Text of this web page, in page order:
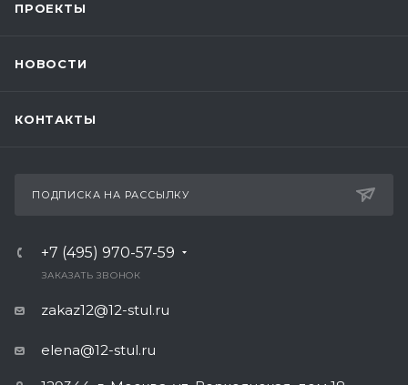
ПРОЕКТЫ
НОВОСТИ
КОНТАКТЫ
ПОДПИСКА НА РАССЫЛКУ
+7 (495) 970-57-59
ЗАКАЗАТЬ ЗВОНОК
zakaz12@12-stul.ru
elena@12-stul.ru